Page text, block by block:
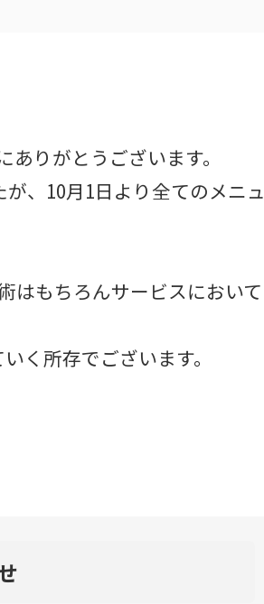
ありがとうございます。
、10月1日より全てのメニュ
はもちろんサービスにおいて
く所存でございます。